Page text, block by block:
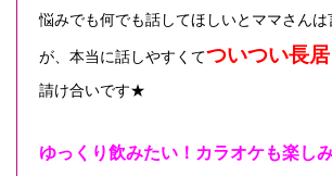
悩みでも何でも話してほしいとママさんは
が、本当に話しやすくてついつい長
請け合いです★
ゆっくり飲みたい！カラオケも楽し